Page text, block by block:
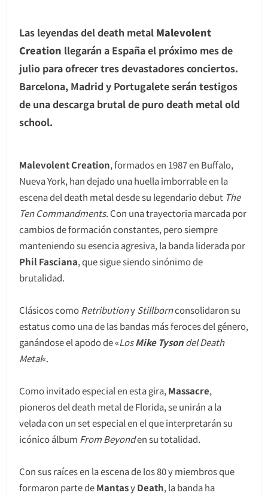
Las leyendas del death metal Malevolent
Creation llegarán a España el próximo mes de
julio para ofrecer tres devastadores conciertos.
Barcelona, Madrid y Portugalete serán testigos
de una descarga brutal de puro death metal old
school.
Malevolent Creation, formados en 1987 en Buffalo,
Nueva York, han dejado una huella imborrable en la
escena del death metal desde su legendario debut The
Ten Commandments. Con una trayectoria marcada por
cambios de formación constantes, pero siempre
manteniendo su esencia agresiva, la banda liderada por
Phil Fasciana, que sigue siendo sinónimo de
brutalidad.
Clásicos como RetributionyStillbornconsolidaron su
estatus como una de las bandas más feroces del género,
ganándose el apodo de «LosMike Tysondel Death
Metal«.
Como invitado especial en esta gira, Massacre,
pioneros del death metal de Florida, se unirán a la
velada con un set especial en el que interpretarán su
icónico álbum From Beyonden su totalidad.
Con sus raíces en la escena de los 80 y miembros que
formaron parte deMantasyDeath, la banda ha